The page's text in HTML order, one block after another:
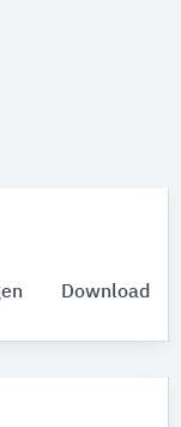
Download